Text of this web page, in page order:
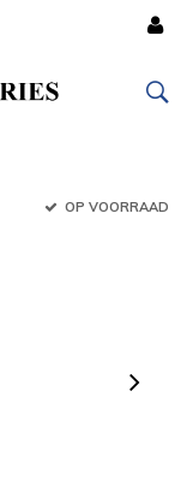
OP VOORRAAD